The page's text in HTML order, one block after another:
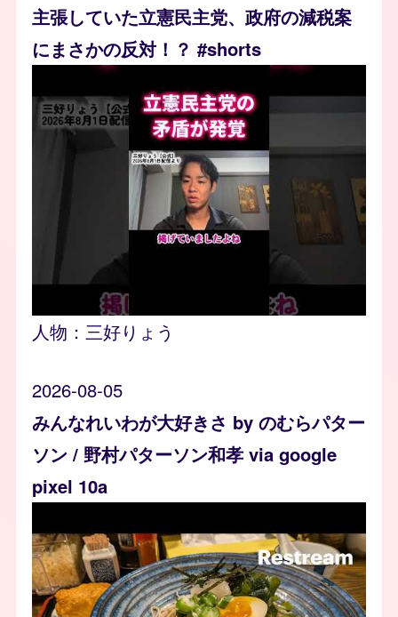
主張していた立憲民主党、政府の減税案
にまさかの反対！？ #shorts
人物： 三好りょう
2026-08-05
みんなれいわが大好きさ by のむらパター
ソン / 野村パターソン和孝 via google
pixel 10a